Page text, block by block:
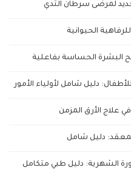
لمرضى سرطان الثدي
الحيوانية
البشرة الحساسة بفاعلية
دليل شامل لأولياء الأمور
علاج الأرق المزمن
دليل شامل
الشهرية: دليل طبي متكامل